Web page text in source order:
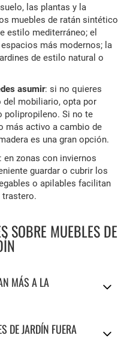
las plantas y la
muebles de ratán sintético
estilo mediterráneo; el
más modernos; la
de estilo natural o
asumir: si no quieres
del mobiliario, opta por
polipropileno. Si no te
más activo a cambio de
es una gran opción.
: en zonas con inviernos
guardar o cubrir los
o apilables facilitan
trastero.
SOBRE MUEBLES DE
MÁS A LA
DE JARDÍN FUERA